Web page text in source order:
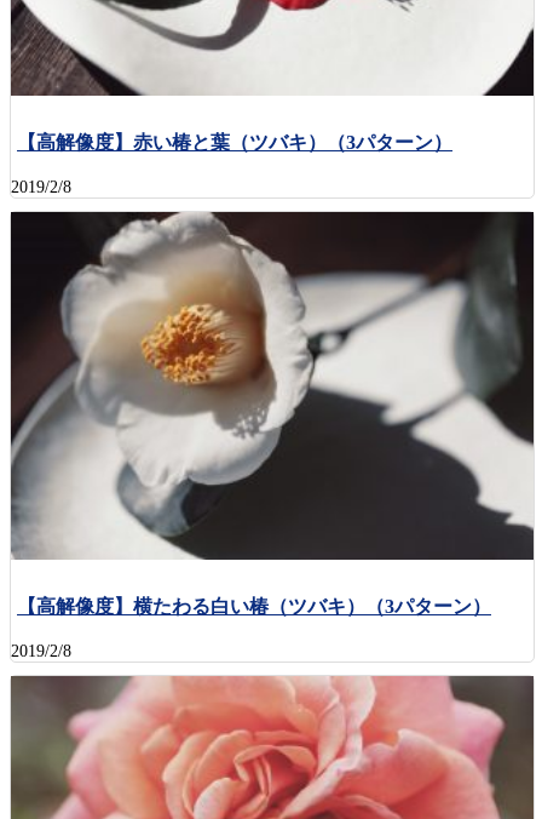
【高解像度】赤い椿と葉（ツバキ）（3パターン）
2019/2/8
【高解像度】横たわる白い椿（ツバキ）（3パターン）
2019/2/8